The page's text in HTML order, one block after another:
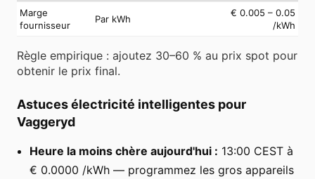
Marge
fournisseur
Par kWh
€ 0.005 – 0.05
/kWh
Règle empirique : ajoutez 30–60 % au prix spot pour
obtenir le prix final.
Astuces électricité intelligentes pour
Vaggeryd
Heure la moins chère aujourd'hui : 13:00 CEST à
€ 0.0000 /kWh — programmez les gros appareils